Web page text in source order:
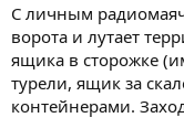
С личным
ворота и лутает
ящика в сторожке
турели, ящик за
контейнерами.